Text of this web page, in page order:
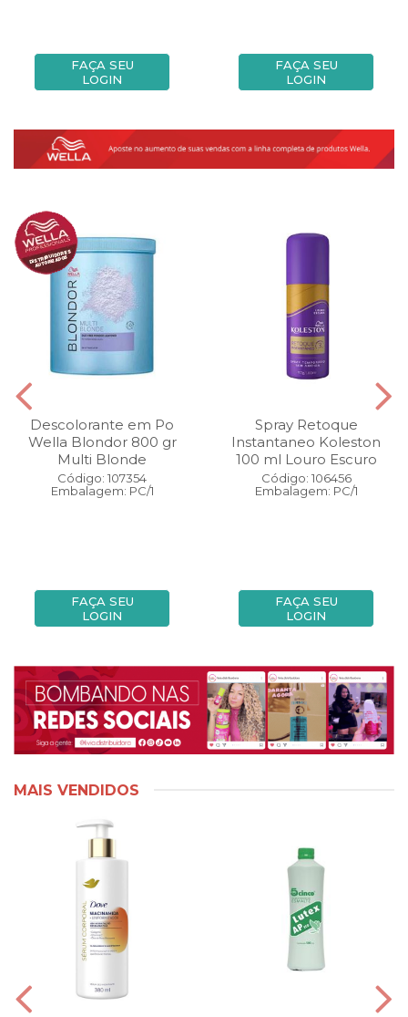
FAÇA SEU
LOGIN
FAÇA SEU
LOGIN
Descolorante em Po
Wella Blondor 800 gr
Multi Blonde
Código: 107354
Embalagem: PC/1
FAÇA SEU
LOGIN
Spray Retoque
Instantaneo Koleston
100 ml Louro Escuro
Código: 106456
Embalagem: PC/1
FAÇA SEU
LOGIN
MAIS VENDIDOS